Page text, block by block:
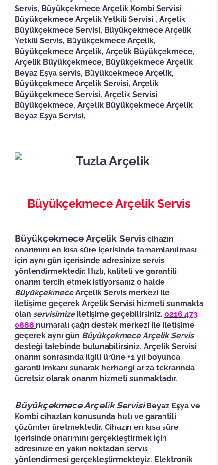
Servis, Büyükçekmece Arçelik Kombi Servisi,
Büyükçekmece Arçelik Yetkili Servisi , Arçelik
Büyükçekmece Servisi, Büyükçekmece Arçelik
Yetkili Servis, Büyükçekmece Arçelik,
Büyükçekmece Arçelik, Arçelik Büyükçekmece,
Arçelik Büyükçekmece, Büyükçekmece Arçelik
Beyaz Eşya servis, Büyükçekmece Arçelik,
Büyükçekmece Arçelik Servisi, Arçelik
Büyükçekmece Servisi, Arçelik Servisi
Büyükçekmece, Arçelik Büyükçekmece Arçelik
Beyaz Eşya Servisi,
Büyükçekmece Arçelik Servis
Büyükçekmece Arçelik Servis cihazın
onarımını en kısa süre içerisinde tamamlanılması
için aynı gün içerisinde adresinize servis
yönlendirmektedir. Hızlı, kaliteli ve garantili
onarım tercih etmek istiyorsanız o halde
BüyükçekmeceArçelik Servis merkezi ile
iletişime geçerek Arçelik Servisi hizmeti sunmakta
olan servisimize iletişime geçebilirsiniz. 0216 473
0888 numaralı çağrı destek merkezi ile iletişime
geçerek aynı gün BüyükçekmeceArçelik Servis
desteği talebinde bulunabilirsiniz. Arçelik Servisi
onarım sonrasında ilgili ürüne +1 yıl boyunca
garanti imkanı sunarak herhangi arıza tekrarında
ücretsiz olarak onarım hizmeti sunmaktadır.
Büyükçekmece Arçelik Servisi Beyaz Eşya ve
Kombi cihazları konusunda hızlı ve garantili
çözümler üretmektedir. Cihazın en kısa süre
içerisinde onarımını gerçekleştirmek için
adresinize en yakın noktadan servis
yönlendirmesi gerçekleştirmekteyiz. Elektronik